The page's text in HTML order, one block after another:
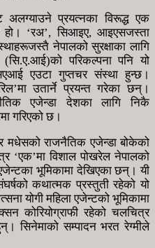
अलग्याउने प्रयत्नका विरूद्ध एक
हो। ‘रअ’, सिआइए, आइएसजस्ता
नेपालको सुरक्षाका लागि
(सि.ए.आई)को परिकल्पना पनि यो
एउटा गुप्तचर संस्था हुन्छ।
उतार्ने प्रयन्त गरेका छन्।
एजेन्डा देशका लागि निकै
गरिएको छ।
मधेसको राजनैतिक एजेन्डा बोकेको
‘एक’मा विशाल पोखरेल नेपालको
भूमिकामा देखिएका छन्। यी
कथात्मक प्रस्तुती रहेको यो
योगी महिला एजेन्टको भूमिकामा
कोरियोग्राफी रहेको चलचित्र
सिनेमाको सम्पादन भरत रेग्मीले